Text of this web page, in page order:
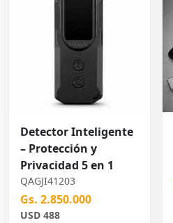
Detector Inteligente
– Protección y
Privacidad 5 en 1
QAGJI41203
Gs. 2.850.000
USD 488